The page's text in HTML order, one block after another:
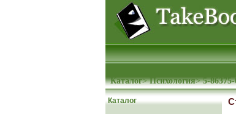
Каталог>Психология>5-
Каталог